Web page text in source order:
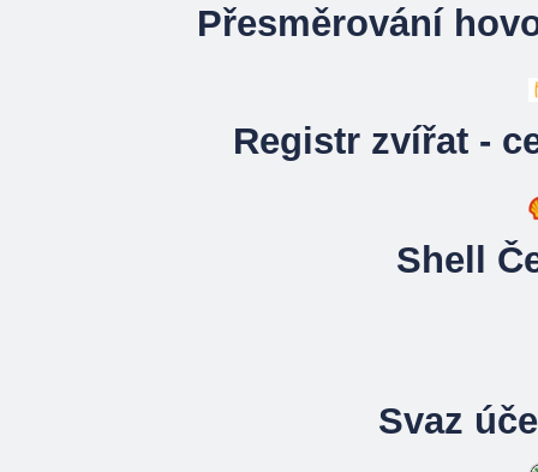
Přesměrování
Registr zvířat -
Shell
Svaz